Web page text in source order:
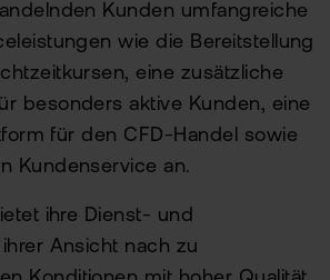
Kunden umfangreiche
wie die Bereitstellung
eine zusätzliche
besonders aktive Kunden, eine
für den CFD-Handel sowie
Kundenservice an.
ihre Dienst- und
Ansicht nach zu